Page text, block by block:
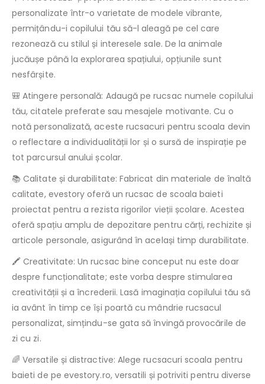
personalizate într-o varietate de modele vibrante,
permițându-i copilului tău să-l aleagă pe cel care
rezonează cu stilul și interesele sale. De la animale
jucăușe până la explorarea spațiului, opțiunile sunt
nesfârșite.
🎒 Atingere personală: Adaugă pe rucsac numele copilului
tău, citatele preferate sau mesajele motivante. Cu o
notă personalizată, aceste rucsacuri pentru scoala devin
o reflectare a individualității lor și o sursă de inspirație pe
tot parcursul anului școlar.
📚 Calitate și durabilitate: Fabricat din materiale de înaltă
calitate, evestory oferă un rucsac de scoala baieti
proiectat pentru a rezista rigorilor vieții școlare. Acestea
oferă spațiu amplu de depozitare pentru cărți, rechizite și
articole personale, asigurând în același timp durabilitate.
🖍️ Creativitate: Un rucsac bine conceput nu este doar
despre funcționalitate; este vorba despre stimularea
creativității și a încrederii. Lasă imaginația copilului tău să
ia avânt în timp ce își poartă cu mândrie rucsacul
personalizat, simțindu-se gata să învingă provocările de
zi cu zi.
🌈 Versatile și distractive: Alege rucsacuri scoala pentru
baieti de pe evestory.ro, versatili și potriviti pentru diverse